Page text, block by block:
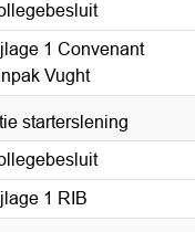
1 Convenant
Vught
starterslening
1 RIB